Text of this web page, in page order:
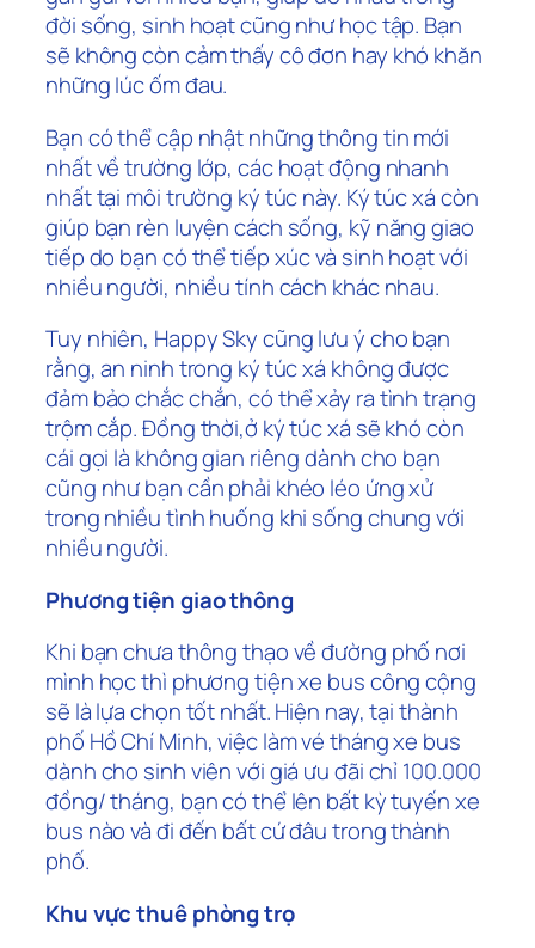
đời sống, sinh hoạt cũng như học tập. Bạn
sẽ không còn cảm thấy cô đơn hay khó khăn
những lúc ốm đau.
Bạn có thể cập nhật những thông tin mới
nhất về trường lớp, các hoạt động nhanh
nhất tại môi trường ký túc này. Ký túc xá còn
giúp bạn rèn luyện cách sống, kỹ năng giao
tiếp do bạn có thể tiếp xúc và sinh hoạt với
nhiều người, nhiều tính cách khác nhau.
Tuy nhiên, Happy Sky cũng lưu ý cho bạn
rằng, an ninh trong ký túc xá không được
đảm bảo chắc chắn, có thể xảy ra tình trạng
trộm cắp. Đồng thời,ở ký túc xá sẽ khó còn
cái gọi là không gian riêng dành cho bạn
cũng như bạn cần phải khéo léo ứng xử
trong nhiều tình huống khi sống chung với
nhiều người.
Phương tiện giao thông
Khi bạn chưa thông thạo về đường phố nơi
mình học thì phương tiện xe bus công cộng
sẽ là lựa chọn tốt nhất. Hiện nay, tại thành
phố Hồ Chí Minh, việc làm vé tháng xe bus
dành cho sinh viên với giá ưu đãi chỉ 100.000
đồng/ tháng, bạn có thể lên bất kỳ tuyến xe
bus nào và đi đến bất cứ đâu trong thành
phố.
Khu vực thuê phòng trọ